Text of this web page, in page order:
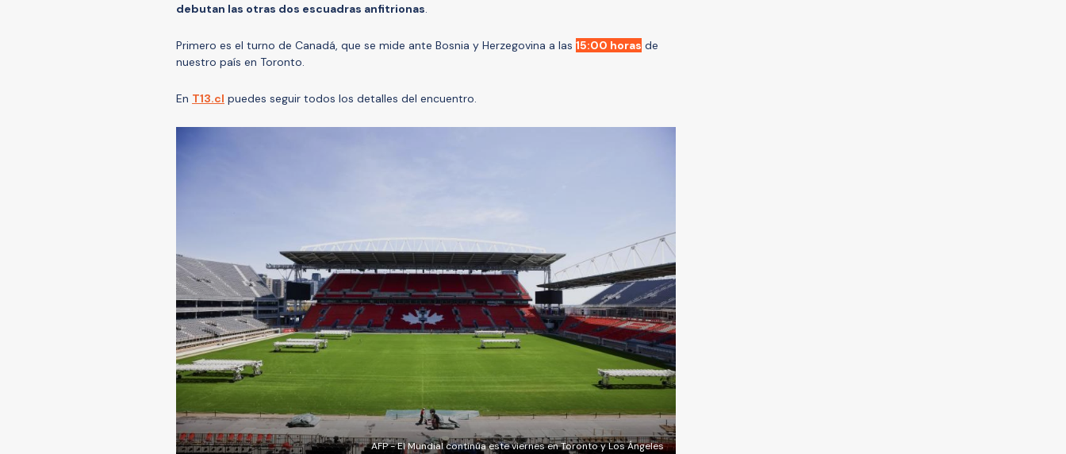
debutan las otras dos escuadras anfitrionas
Primero es el turno de Canadá, que se mide ante Bosnia y Herzegovina a las 15:00 horas de
nuestro país en Toronto.
En T13.cl puedes seguir todos los detalles del encuentro.
AFP - El Mundial continúa este viernes en Toronto y Los Ángeles